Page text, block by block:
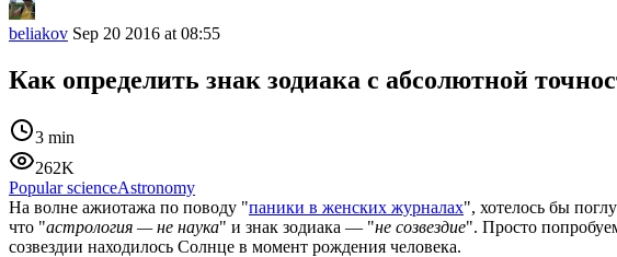
beliakov Sep 20 2016 at 08:55
Как определить знак зодиака с абсолютной
3 min
262K
Popular scienceAstronomy
На волне ажиотажа по поводу "паники в женских журналах", хотелось бы
что "астрология — не наука" и знак зодиака — "не созвездие". Просто
созвездии находилось Солнце в момент рождения человека.